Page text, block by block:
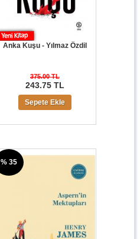
Anka Kuşu - Yılmaz Özdil
375.00 TL
243.75 TL
Sepete Ekle
% 35